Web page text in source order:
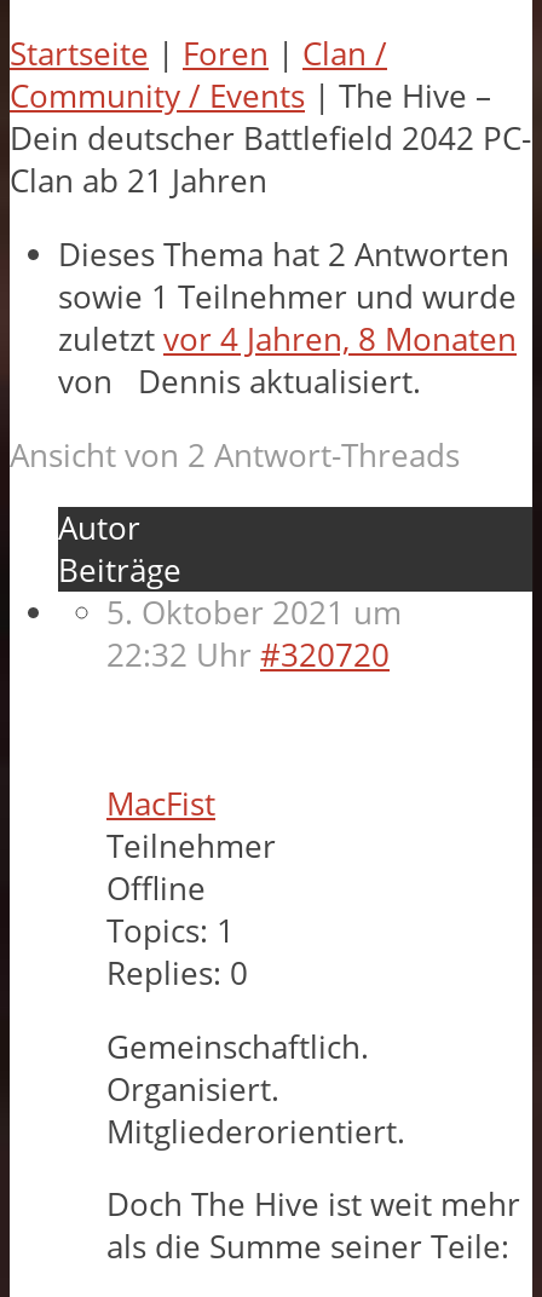
Startseite | Foren | Clan /
Community / Events | The Hive –
Dein deutscher Battlefield 2042 PC-
Clan ab 21 Jahren
Dieses Thema hat 2 Antworten
sowie 1 Teilnehmer und wurde
zuletzt vor 4 Jahren, 8 Monaten
von
Dennis aktualisiert.
Ansicht von 2 Antwort-Threads
Autor
Beiträge
5. Oktober 2021 um
22:32 Uhr #320720
MacFist
Teilnehmer
Offline
Topics: 1
Replies: 0
Gemeinschaftlich.
Organisiert.
Mitgliederorientiert.
Doch The Hive ist weit mehr
als die Summe seiner Teile: